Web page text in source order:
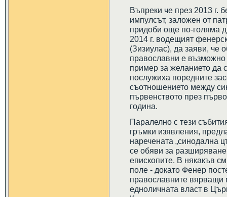
Въпреки че през 2013 г.
импулсът, заложен от
придоби още по-голяма
2014 г. водещият
(Зизиулас), да заяви, че
православни е
пример за желанието да
послужиха поредните
съотношението между
първенството през
година.
Паралелно с тези
гръмки изявления,
наречената „синодална
се обяви за
епископите. В някакъв
поле - докато Фенер
православните вярващи
едноличната власт в